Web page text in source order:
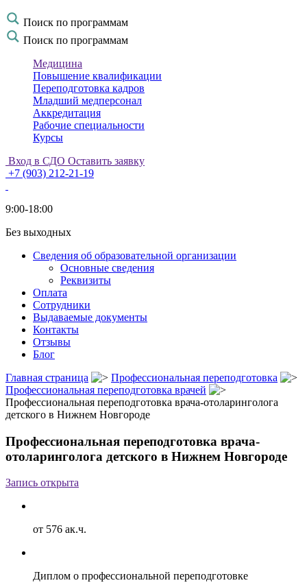
Поиск по программам
Поиск по программам
Медицина
Повышение квалификации
Переподготовка кадров
Младший медперсонал
Аккредитация
Рабочие специальности
Курсы
Вход в СДО Оставить заявку
+7 (903) 212-21-19
9:00-18:00
Без выходных
Сведения об образовательной организации
Основные сведения
Реквизиты
Оплата
Сотрудники
Выдаваемые документы
Контакты
Отзывы
Блог
Главная страница
Профессиональная переподготовка
Профессиональная переподготовка врачей
Профессиональная переподготовка врача-отоларинголога
детского в Нижнем Новгороде
Профессиональная переподготовка врача-
отоларинголога детского в Нижнем Новгороде
Запись открыта
от 576 ак.ч.
Диплом о профессиональной переподготовке